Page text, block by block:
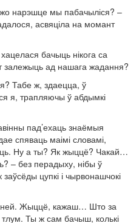
нарэшце мы пабачыліся? –
асвяціла на момант
бачыць нікога са
ад нашага жадання?
Табе ж, здаецца, ў
я, трапляючы ў абдымкі
пад’ехаць знаёмыя
спяваць маімі словамі,
Ну а ты? Як жыццё? Чакай…
– без перадыху, нібы ў
цупкі і чырвонашчокі
Жыццё, кажаш… Што за
Ты ж сам бачыш, колькі